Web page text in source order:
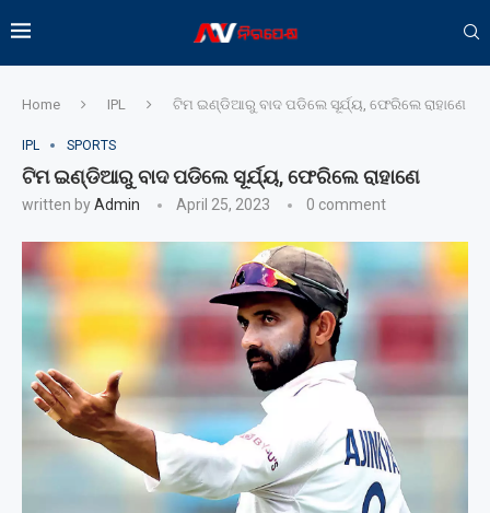
Home IPL ଟିମ ଇଣ୍ଡିଆରୁ ବାଦ ପଡିଲେ ସୂର୍ଯ୍ୟ, ଫେରିଲେ ରାହାଣେ
IPL SPORTS
ଟିମ ଇଣ୍ଡିଆରୁ ବାଦ ପଡିଲେ ସୂର୍ଯ୍ୟ, ଫେରିଲେ ରାହାଣେ
written byAdmin April 25, 2023 0 comment